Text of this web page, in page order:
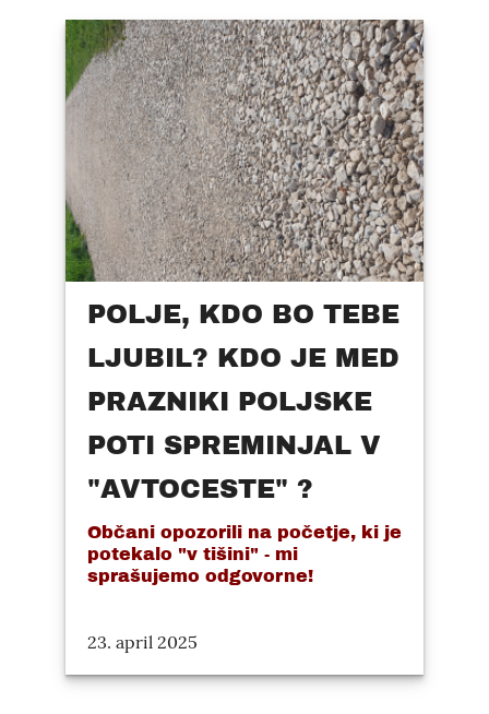
POLJE, KDO BO TEBE
LJUBIL? KDO JE MED
PRAZNIKI POLJSKE
POTI SPREMINJAL V
"AVTOCESTE" ?
Občani opozorili na početje, ki je
potekalo "v tišini" - mi
sprašujemo odgovorne!
23. april 2025